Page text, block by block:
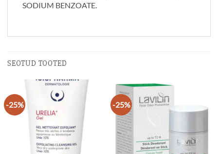
SODIUM BENZOATE.
SEOTUD TOOTED
-25% -25%